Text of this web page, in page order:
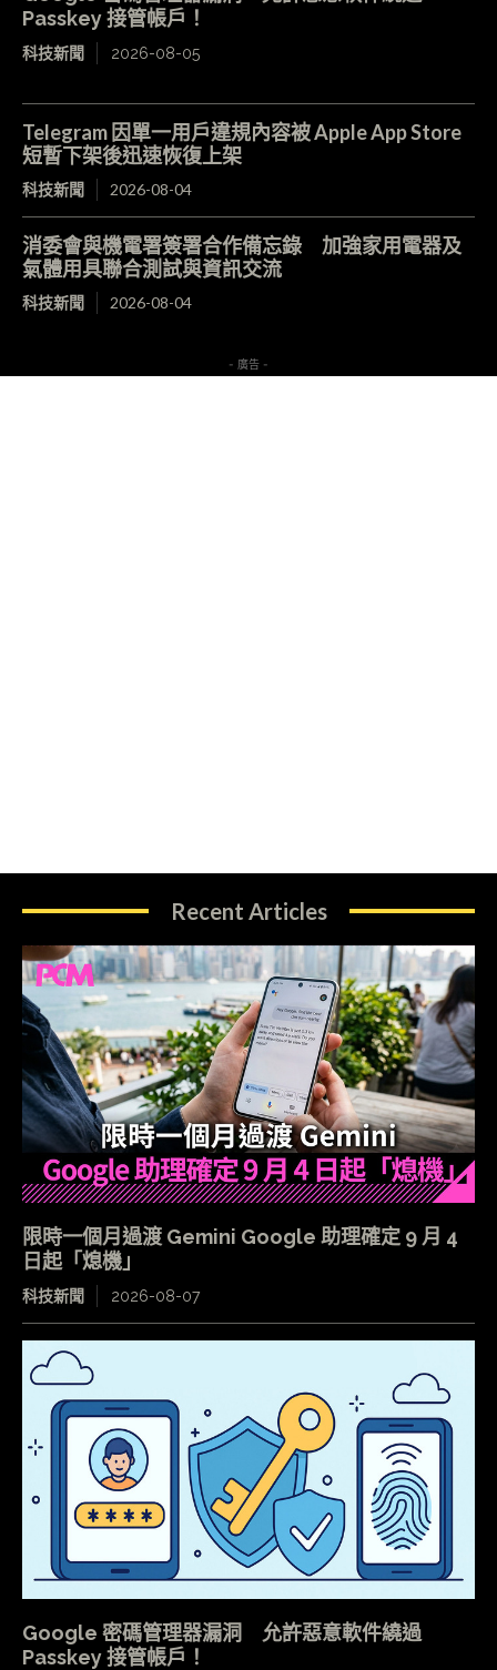
Passkey 接管帳戶！
科技新聞 2026-08-05
Telegram 因單一用戶違規內容被 Apple App Store
短暫下架後迅速恢復上架
科技新聞 2026-08-04
消委會與機電署簽署合作備忘錄 加強家用電器及
氣體用具聯合測試與資訊交流
科技新聞 2026-08-04
- 廣告 -
Recent Articles
限時一個月過渡 Gemini Google 助理確定 9 月 4
日起「熄機」
科技新聞 2026-08-07
Google 密碼管理器漏洞 允許惡意軟件繞過
Passkey 接管帳戶！